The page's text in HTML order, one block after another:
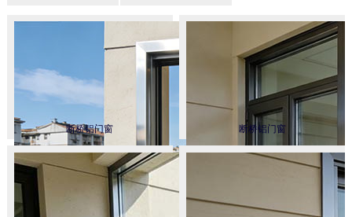
断桥铝门窗 断桥铝门窗